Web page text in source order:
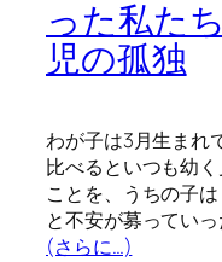
った私た
児の孤独
わが子は3月生まれ
比べるといつも幼
ことを、うちの子
と不安が募っていっ
(さらに…)